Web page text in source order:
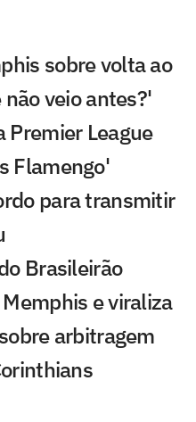
sobre volta ao
veio antes?'
Premier League
Flamengo'
para transmitir
Brasileirão
e viraliza
arbitragem